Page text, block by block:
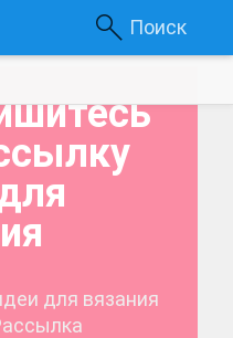
Поиск
для вязания